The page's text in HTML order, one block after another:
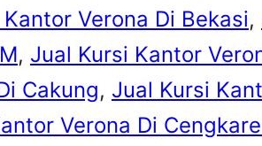
Verona Di Bekasi,
, Jual Kursi Kantor
Cakung, Jual Kursi
Verona Di